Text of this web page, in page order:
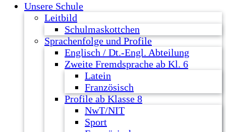
Unsere Schule
Leitbild
Schulmaskottchen
Sprachenfolge und Profile
Englisch / Dt.-Engl. Abteilung
Zweite Fremdsprache ab Kl. 6
Latein
Französisch
Profile ab Klasse 8
NwT/NIT
Sport